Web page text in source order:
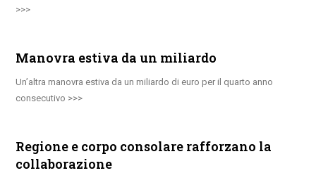
Manovra estiva da un miliardo
Un’altra manovra estiva da un miliardo di euro per il quarto anno
consecutivo
Regione e corpo consolare rafforzano la
collaborazione